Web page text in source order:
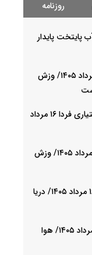
روزنامه
پایدار
پیش بینی هوای کرمان فردا ۱۶ مرداد ۱۴۰۵/ وزش
پیش بینی هوای چهارمحال و بختیاری فردا ۱۶ مرداد
پیش بینی هوای همدان فردا ۱۶ مرداد ۱۴۰۵/ وزش
پیش بینی هوای هرمزگان فردا ۱۶ مرداد ۱۴۰۵/ دریا
پیش بینی هوای سمنان فردا ۱۶ مرداد ۱۴۰۵/ هوا